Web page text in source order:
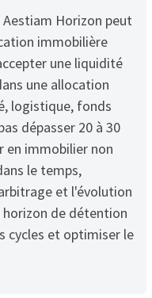
Horizon peut
immobilière
une liquidité
une allocation
logistique, fonds
dépasser 20 à 30
en immobilier non
le temps,
et l'évolution
de détention
cycles et optimiser le